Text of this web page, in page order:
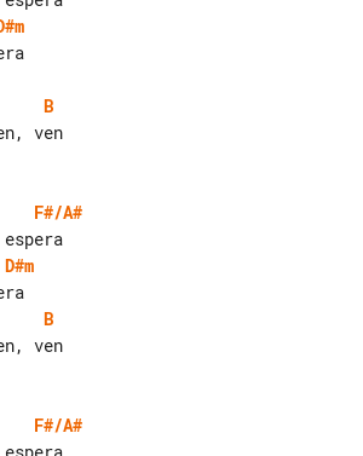
B
F#/A#
D#m
B
F#/A#